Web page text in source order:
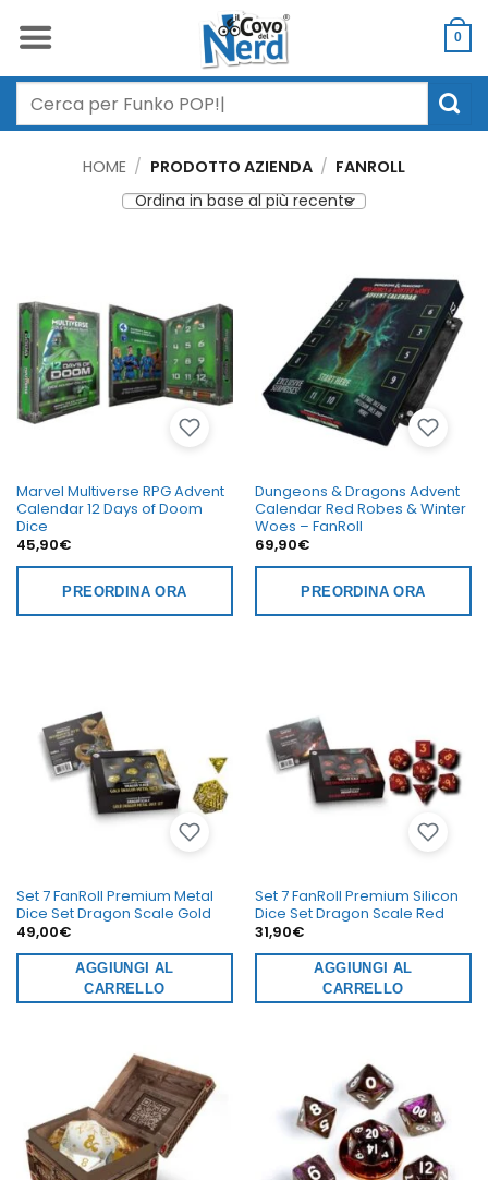
0
Cerca:
HOME / PRODOTTO AZIENDA / FANROLL
Marvel Multiverse RPG Advent
Calendar 12 Days of Doom
Dice
45,90€
PREORDINA ORA
Dungeons & Dragons Advent
Calendar Red Robes & Winter
Woes – FanRoll
69,90€
PREORDINA ORA
Set 7 FanRoll Premium Metal
Dice Set Dragon Scale Gold
49,00€
AGGIUNGI AL
CARRELLO
Set 7 FanRoll Premium Silicon
Dice Set Dragon Scale Red
31,90€
AGGIUNGI AL
CARRELLO